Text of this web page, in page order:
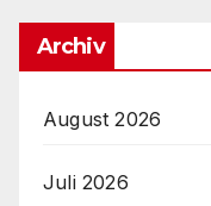
Archiv
August 2026
Juli 2026